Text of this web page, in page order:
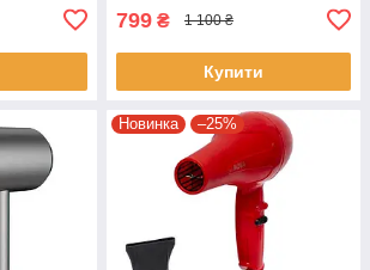
799 ₴ 1 100 ₴
Купити
Новинка –25%